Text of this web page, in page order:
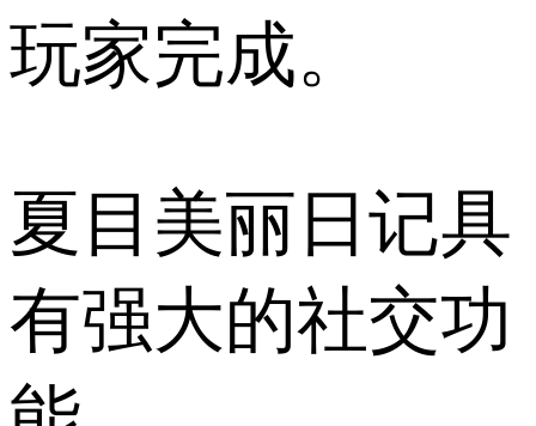
玩家完成。
夏目美丽日记具
有强大的社交功